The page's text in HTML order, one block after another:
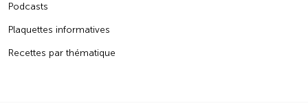
Podcasts
Plaquettes informatives
Recettes par thématique